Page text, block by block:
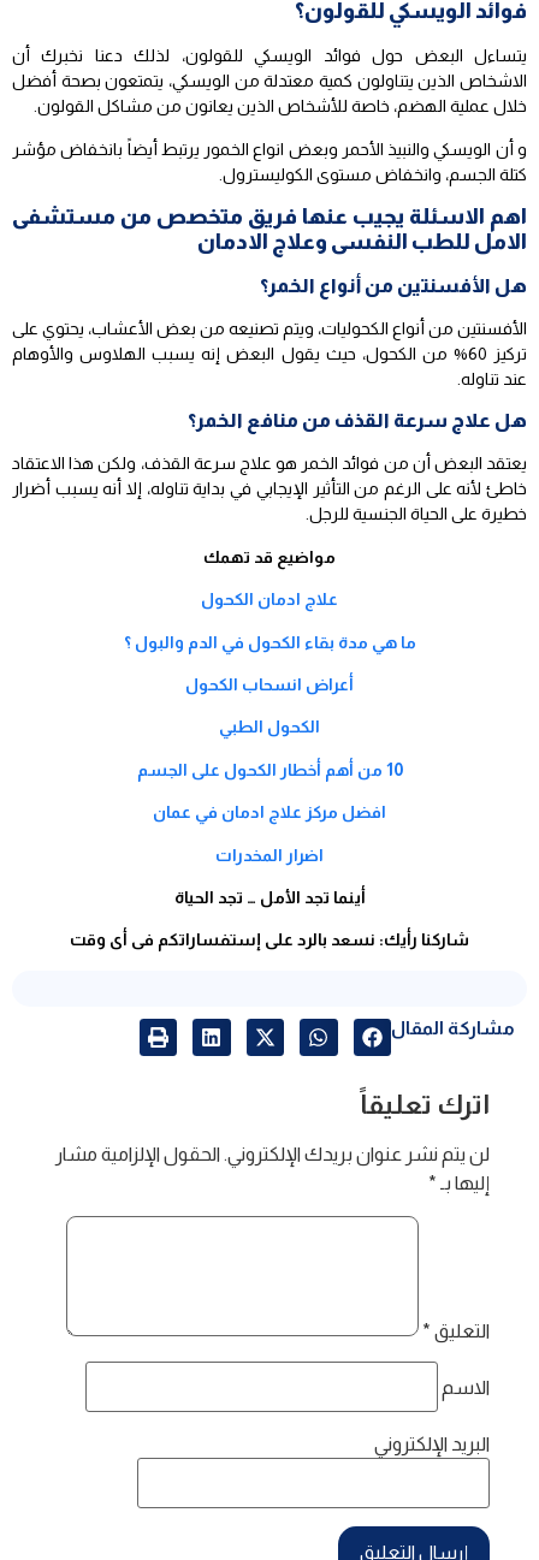
فوائد الويسكي للقولون؟
يتساءل البعض حول فوائد الويسكي للقولون، لذلك دعنا نخبرك أن
الاشخاص الذين يتناولون كمية معتدلة من الويسكي، يتمتعون بصحة أفضل
خلال عملية الهضم، خاصة للأشخاص الذين يعانون من مشاكل القولون.
و أن الويسكي والنبيذ الأحمر وبعض انواع الخمور يرتبط أيضاً بانخفاض مؤشر
كتلة الجسم، وانخفاض مستوى الكوليسترول.
اهم الاسئلة يجيب عنها فريق متخصص من مستشفى
الامل للطب النفسى وعلاج الادمان
هل الأفسنتين من أنواع الخمر؟
الأفسنتين من أنواع الكحوليات، ويتم تصنيعه من بعض الأعشاب، يحتوي على
تركيز 60% من الكحول، حيث يقول البعض إنه يسبب الهلاوس والأوهام
عند تناوله.
هل علاج سرعة القذف من منافع الخمر؟
يعتقد البعض أن من فوائد الخمر هو علاج سرعة القذف، ولكن هذا الاعتقاد
خاطئ لأنه على الرغم من التأثير الإيجابي في بداية تناوله، إلا أنه يسبب أضرار
خطيرة على الحياة الجنسية للرجل.
مواضيع قد تهمك
علاج ادمان الكحول
ما هي مدة بقاء الكحول في الدم والبول ؟​
أعراض انسحاب الكحول
الكحول الطبي
10 من أهم أخطار الكحول على الجسم​
افضل مركز علاج ادمان في عمان
اضرار المخدرات
أينما تجد الأمل … تجد الحياة
شاركنا رأيك: نسعد بالرد على إستفساراتكم فى أى وقت
مشاركة المقال
اترك تعليقاً
لن يتم نشر عنوان بريدك الإلكتروني. الحقول الإلزامية مشار
إليها بـ *
التعليق *
الاسم
البريد الإلكتروني